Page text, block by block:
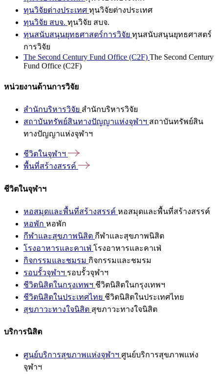
ทุนวิจัยต่างประเทศ ทุนวิจัยต่างประเทศ
ทุนวิจัย สบจ. ทุนวิจัย สบจ.
ทุนสนับสนุนยุทธศาสตร์การวิจัย ทุนสนับสนุนยุทธศาสตร์
การวิจัย
The Second Century Fund Office (C2F) The Second Century
Fund Office (C2F)
หน่วยงานด้านการวิจัย
สำนักบริหารวิจัย สำนักบริหารวิจัย
สถาบันทรัพย์สินทางปัญญาแห่งจุฬาฯ สถาบันทรัพย์สิน
ทางปัญญาแห่งจุฬาฯ
ชีวิตในจุฬาฯ
พื้นที่สร้างสรรค์
ชีวิตในจุฬาฯ
หอสมุดและพื้นที่สร้างสรรค์ หอสมุดและพื้นที่สร้างสรรค์
หอพัก หอพัก
กีฬาและสุขภาพนิสิต กีฬาและสุขภาพนิสิต
โรงอาหารและคาเฟ่ โรงอาหารและคาเฟ่
กิจกรรมและชมรม กิจกรรมและชมรม
รอบรั้วจุฬาฯ รอบรั้วจุฬาฯ
ชีวิตนิสิตในกรุงเทพฯ ชีวิตนิสิตในกรุงเทพฯ
ชีวิตนิสิตในประเทศไทย ชีวิตนิสิตในประเทศไทย
สุขภาวะทางใจนิสิต สุขภาวะทางใจนิสิต
บริการนิสิต
ศูนย์บริการสุขภาพแห่งจุฬาฯ ศูนย์บริการสุขภาพแห่ง
จุฬาฯ